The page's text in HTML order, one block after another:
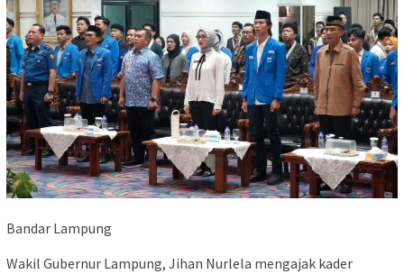
Bandar Lampung
Wakil Gubernur Lampung, Jihan Nurlela mengajak kader